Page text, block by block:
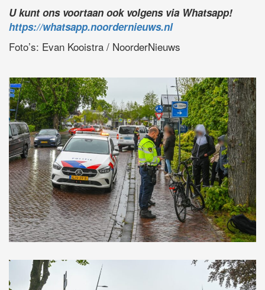
U kunt ons voortaan ook volgens via Whatsapp!
https://whatsapp.noordernieuws.nl
Foto’s: Evan Kooistra / NoorderNieuws